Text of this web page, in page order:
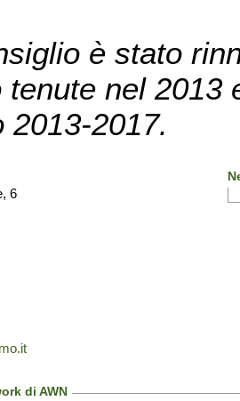
è stato
tenute nel 2013
2013-2017.
6
di AWN